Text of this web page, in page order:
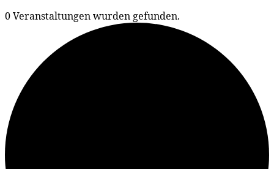
0 Veranstaltungen wurden gefunden.